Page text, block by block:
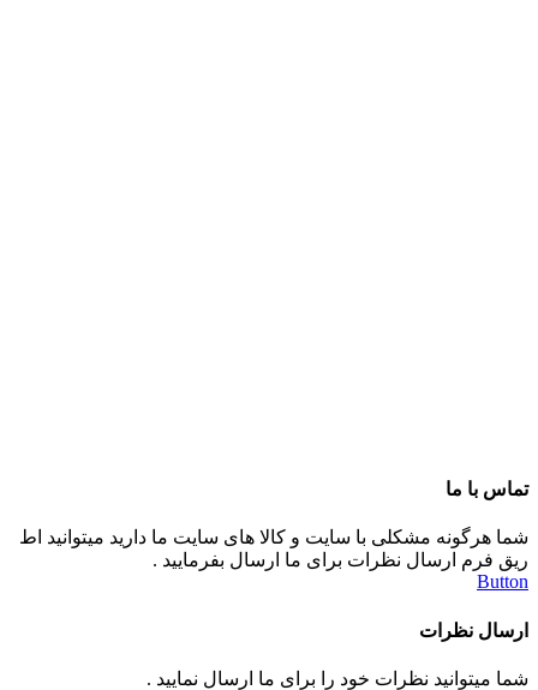
تماس با ما
شما هرگونه مشکلی با سایت و کالا های سایت ما دارید میتوانید اط
ریق فرم ارسال نظرات برای ما ارسال بفرمایید .
Button
ارسال نظرات
شما میتوانید نظرات خود را برای ما ارسال نمایید .